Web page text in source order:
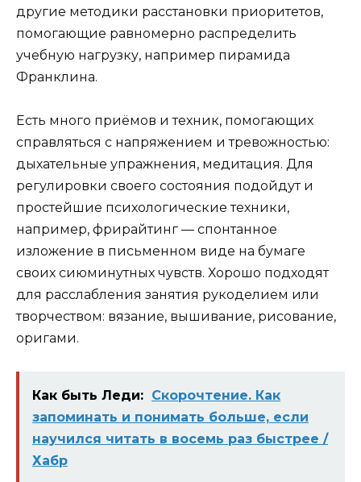
другие методики расстановки приоритетов,
помогающие равномерно распределить
учебную нагрузку, например пирамида
Франклина.
Есть много приёмов и техник, помогающих
справляться с напряжением и тревожностью:
дыхательные упражнения, медитация. Для
регулировки своего состояния подойдут и
простейшие психологические техники,
например, фрирайтинг — спонтанное
изложение в письменном виде на бумаге
своих сиюминутных чувств. Хорошо подходят
для расслабления занятия рукоделием или
творчеством: вязание, вышивание, рисование,
оригами.
Как быть Леди: Скорочтение. Как
запоминать и понимать больше, если
научился читать в восемь раз быстрее /
Хабр